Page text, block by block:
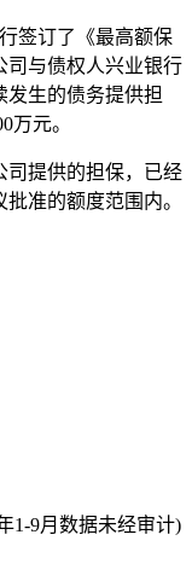
签订了《最高额保
司与债权人兴业银行
发生的债务提供担
万元。
司提供的担保，已经
准的额度范围内。
1-9月数据未经审计)